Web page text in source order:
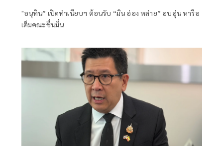
"อนุทิน” เปิดทำเนียบฯ ต้อนรับ “มิน อ่อง หล่าย” อบอุ่น หารือ
เต็มคณะชื่นมื่น